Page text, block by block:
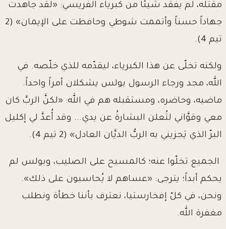
مقتله، لم يفقد شيئاً من كبرياء الفريسي: «لقد جاهدت
جهاداً حسناً وأتممت شوطي وحافظت على الإيمان»
(2
تيم 4)
.
ولكنه تخلّى عن هذا الكبرياء، ليقدّمه للذي خلّصه. في
الله، مجد ورجاء الرسول بولس يشكلان أمراً واحداً.
ماضيه، وحاضره، ومستقبله هم في الله: «لكنَّ الربَّ كان
معي وقوَّاني لتُعلن البشارةُ عن يدي... وقد أُعدَّ لي إكليل
البرّ الذي يَجزيني به الربُّ الديَّان العادل» (2 تيم 4) .
الجميع تخلّوا عنه؛ كالمسيح على الصليب، وبولس لم
يحكم أبداً؛ يترجى: «عساهم لا يُحاسبون على ذلك».
ونحن، في كلّ إفخارستيا، نعترف بأننا خطأة ونطلب
مغفرة الله.